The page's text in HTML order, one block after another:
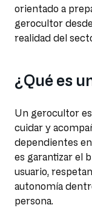
orientado a
gerocultor
realidad del
¿Qué es
Un gerocultor
cuidar y
dependientes
es garantizar el
usuario,
autonomía
persona.